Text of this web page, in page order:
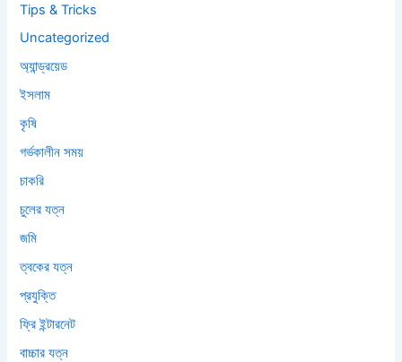
Tips & Tricks
Uncategorized
অ্যান্ড্রয়েড
ইসলাম
কৃষি
গর্ভকালীন সময়
চাকরি
চুলের যত্ন
জমি
ত্বকের যত্ন
প্রযুক্তি
ফ্রি ইন্টারনেট
বাচ্চার যত্ন